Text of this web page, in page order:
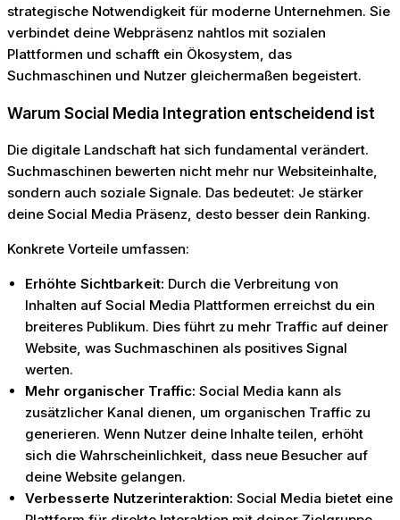
strategische Notwendigkeit für moderne Unternehmen. Sie
verbindet deine Webpräsenz nahtlos mit sozialen
Plattformen und schafft ein Ökosystem, das
Suchmaschinen und Nutzer gleichermaßen begeistert.
Warum Social Media Integration entscheidend ist
Die digitale Landschaft hat sich fundamental verändert.
Suchmaschinen bewerten nicht mehr nur Websiteinhalte,
sondern auch soziale Signale. Das bedeutet: Je stärker
deine Social Media Präsenz, desto besser dein Ranking.
Konkrete Vorteile umfassen:
Erhöhte Sichtbarkeit: Durch die Verbreitung von
Inhalten auf Social Media Plattformen erreichst du ein
breiteres Publikum. Dies führt zu mehr Traffic auf deiner
Website, was Suchmaschinen als positives Signal
werten.
Mehr organischer Traffic: Social Media kann als
zusätzlicher Kanal dienen, um organischen Traffic zu
generieren. Wenn Nutzer deine Inhalte teilen, erhöht
sich die Wahrscheinlichkeit, dass neue Besucher auf
deine Website gelangen.
Verbesserte Nutzerinteraktion: Social Media bietet eine